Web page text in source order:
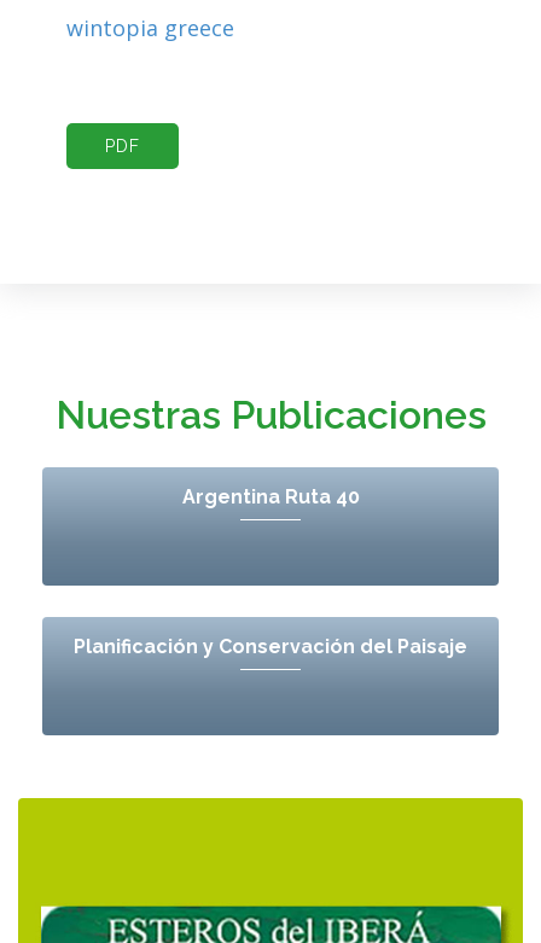
wintopia greece
PDF
Nuestras Publicaciones
Argentina Ruta 40
Planificación y Conservación del Paisaje